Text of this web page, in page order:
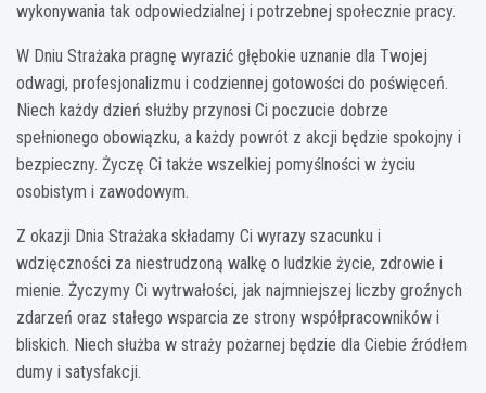
wykonywania tak odpowiedzialnej i potrzebnej społecznie pracy.
W Dniu Strażaka pragnę wyrazić głębokie uznanie dla Twojej
odwagi, profesjonalizmu i codziennej gotowości do poświęceń.
Niech każdy dzień służby przynosi Ci poczucie dobrze
spełnionego obowiązku, a każdy powrót z akcji będzie spokojny i
bezpieczny. Życzę Ci także wszelkiej pomyślności w życiu
osobistym i zawodowym.
Z okazji Dnia Strażaka składamy Ci wyrazy szacunku i
wdzięczności za niestrudzoną walkę o ludzkie życie, zdrowie i
mienie. Życzymy Ci wytrwałości, jak najmniejszej liczby groźnych
zdarzeń oraz stałego wsparcia ze strony współpracowników i
bliskich. Niech służba w straży pożarnej będzie dla Ciebie źródłem
dumy i satysfakcji.